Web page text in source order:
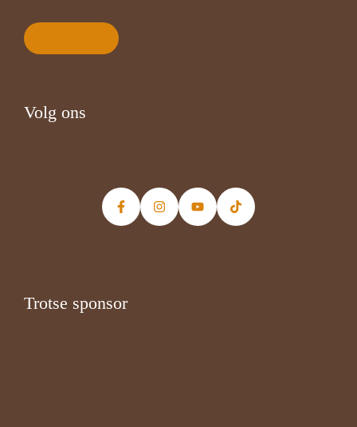
Volg ons
Trotse sponsor